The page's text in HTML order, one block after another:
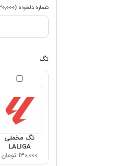
شماره دلخواه (۱۲۰٬۰۰۰ تومان)
تگ
تگ مخملی
LALIGA
130,000 تومان